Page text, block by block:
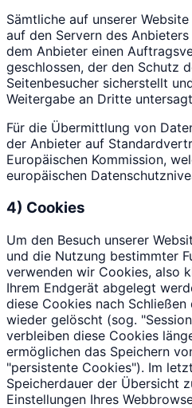
Sämtliche auf unserer
auf den Servern des
dem Anbieter einen
geschlossen, der den Schutz
Seitenbesucher sicherstellt
Weitergabe an Dritte
Für die Übermittlung von
der Anbieter auf
Europäischen Kommission,
europäischen
4) Cookies
Um den Besuch unserer
und die Nutzung bestimmter
verwenden wir Cookies, also
Ihrem Endgerät abgelegt
diese Cookies nach
wieder gelöscht (sog.
verbleiben diese Cookies
ermöglichen das Speichern
"persistente Cookies"). Im
Speicherdauer der Übersicht
Einstellungen Ihres